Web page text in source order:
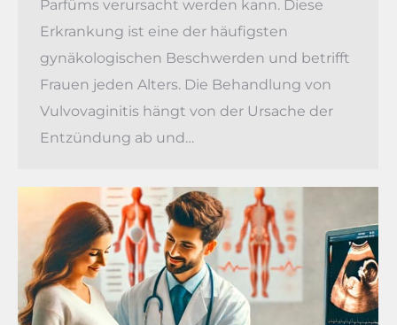
Parfüms verursacht werden kann. Diese
Erkrankung ist eine der häufigsten
gynäkologischen Beschwerden und betrifft
Frauen jeden Alters. Die Behandlung von
Vulvovaginitis hängt von der Ursache der
Entzündung ab und…